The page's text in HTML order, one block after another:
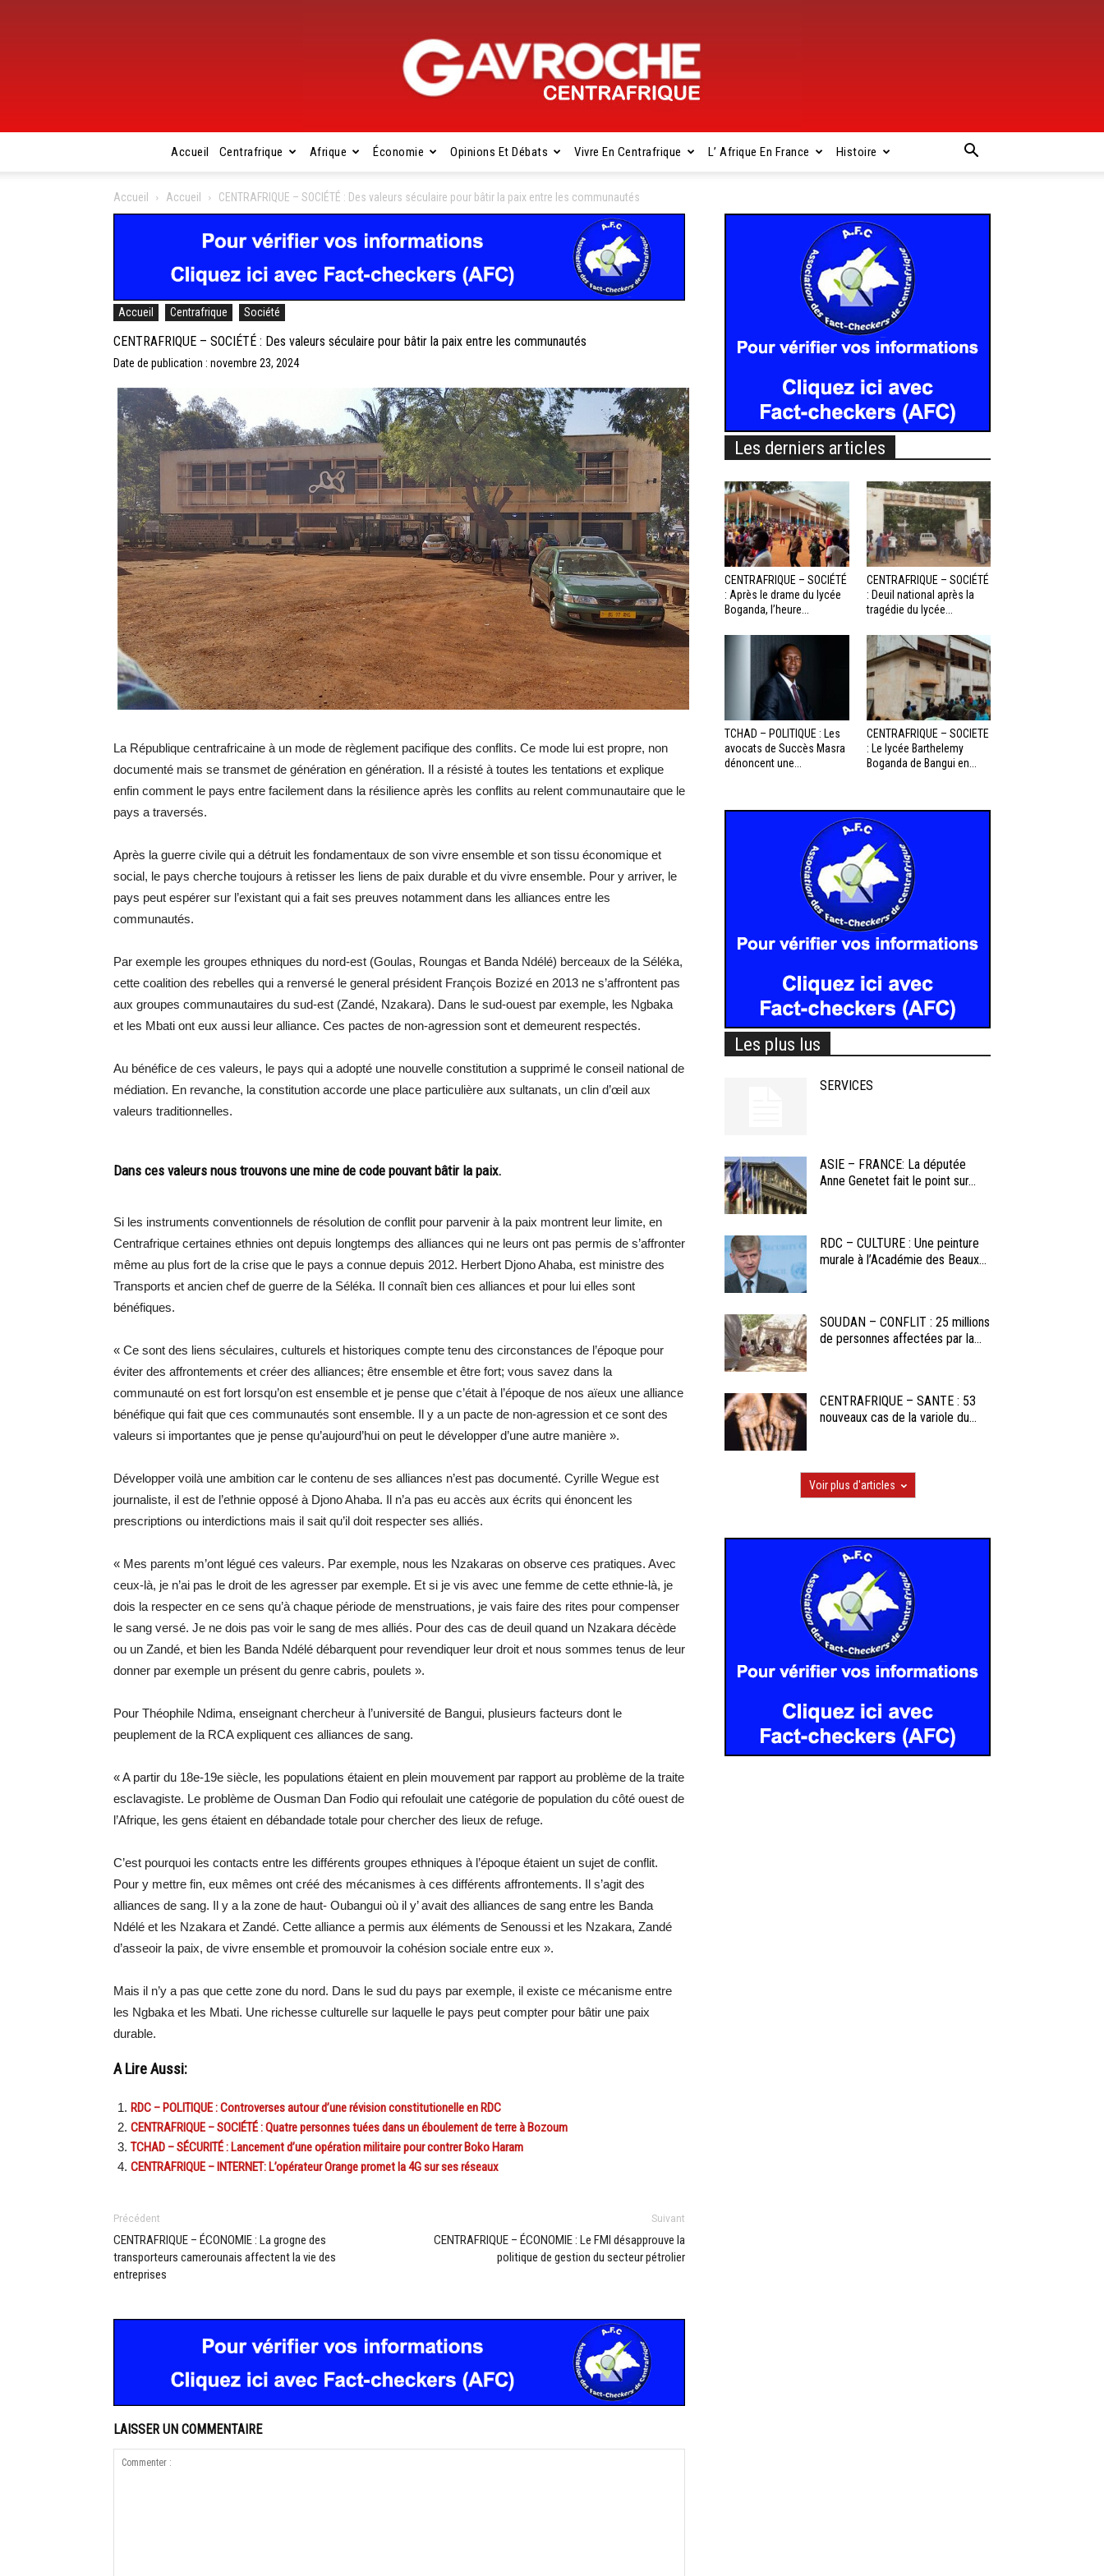
Centrafrique
Accueil Centrafrique Afrique Économie Opinions Et Débats Vivre En Centrafrique L’ Afrique En France Histoire
Accueil Accueil CENTRAFRIQUE – SOCIÉTÉ : Des valeurs séculaire pour bâtir la paix entre les communautés
Accueil Centrafrique Société
CENTRAFRIQUE – SOCIÉTÉ : Des valeurs séculaire pour bâtir la paix entre les communautés
Date de publication : novembre 23, 2024
La République centrafricaine à un mode de règlement pacifique des conflits. Ce mode lui est propre, non
documenté mais se transmet de génération en génération. Il a résisté à toutes les tentations et explique
enfin comment le pays entre facilement dans la résilience après les conflits au relent communautaire que le
pays a traversés.
Après la guerre civile qui a détruit les fondamentaux de son vivre ensemble et son tissu économique et
social, le pays cherche toujours à retisser les liens de paix durable et du vivre ensemble. Pour y arriver, le
pays peut espérer sur l’existant qui a fait ses preuves notamment dans les alliances entre les
communautés.
Par exemple les groupes ethniques du nord-est (Goulas, Roungas et Banda Ndélé) berceaux de la Séléka,
cette coalition des rebelles qui a renversé le general président François Bozizé en 2013 ne s’affrontent pas
aux groupes communautaires du sud-est (Zandé, Nzakara). Dans le sud-ouest par exemple, les Ngbaka
et les Mbati ont eux aussi leur alliance. Ces pactes de non-agression sont et demeurent respectés.
Au bénéfice de ces valeurs, le pays qui a adopté une nouvelle constitution a supprimé le conseil national de
médiation. En revanche, la constitution accorde une place particulière aux sultanats, un clin d’œil aux
valeurs traditionnelles.
Dans ces valeurs nous trouvons une mine de code pouvant bâtir la paix.
Si les instruments conventionnels de résolution de conflit pour parvenir à la paix montrent leur limite, en
Centrafrique certaines ethnies ont depuis longtemps des alliances qui ne leurs ont pas permis de s’affronter
même au plus fort de la crise que le pays a connue depuis 2012. Herbert Djono Ahaba, est ministre des
Transports et ancien chef de guerre de la Séléka. Il connaît bien ces alliances et pour lui elles sont
bénéfiques.
« Ce sont des liens séculaires, culturels et historiques compte tenu des circonstances de l’époque pour
éviter des affrontements et créer des alliances; être ensemble et être fort; vous savez dans la
communauté on est fort lorsqu’on est ensemble et je pense que c’était à l’époque de nos aïeux une alliance
bénéfique qui fait que ces communautés sont ensemble. Il y a un pacte de non-agression et ce sont des
valeurs si importantes que je pense qu’aujourd’hui on peut le développer d’une autre manière ».
Développer voilà une ambition car le contenu de ses alliances n’est pas documenté. Cyrille Wegue est
journaliste, il est de l’ethnie opposé à Djono Ahaba. Il n’a pas eu accès aux écrits qui énoncent les
prescriptions ou interdictions mais il sait qu’il doit respecter ses alliés.
« Mes parents m’ont légué ces valeurs. Par exemple, nous les Nzakaras on observe ces pratiques. Avec
ceux-là, je n’ai pas le droit de les agresser par exemple. Et si je vis avec une femme de cette ethnie-là, je
dois la respecter en ce sens qu’à chaque période de menstruations, je vais faire des rites pour compenser
le sang versé. Je ne dois pas voir le sang de mes alliés. Pour des cas de deuil quand un Nzakara décède
ou un Zandé, et bien les Banda Ndélé débarquent pour revendiquer leur droit et nous sommes tenus de leur
donner par exemple un présent du genre cabris, poulets ».
Pour Théophile Ndima, enseignant chercheur à l’université de Bangui, plusieurs facteurs dont le
peuplement de la RCA expliquent ces alliances de sang.
« A partir du 18e-19e siècle, les populations étaient en plein mouvement par rapport au problème de la traite
esclavagiste. Le problème de Ousman Dan Fodio qui refoulait une catégorie de population du côté ouest de
l’Afrique, les gens étaient en débandade totale pour chercher des lieux de refuge.
C’est pourquoi les contacts entre les différents groupes ethniques à l’époque étaient un sujet de conflit.
Pour y mettre fin, eux mêmes ont créé des mécanismes à ces différents affrontements. Il s’agit des
alliances de sang. Il y a la zone de haut- Oubangui où il y’ avait des alliances de sang entre les Banda
Ndélé et les Nzakara et Zandé. Cette alliance a permis aux éléments de Senoussi et les Nzakara, Zandé
d’asseoir la paix, de vivre ensemble et promouvoir la cohésion sociale entre eux ».
Mais il n’y a pas que cette zone du nord. Dans le sud du pays par exemple, il existe ce mécanisme entre
les Ngbaka et les Mbati. Une richesse culturelle sur laquelle le pays peut compter pour bâtir une paix
durable.
A Lire Aussi:
RDC – POLITIQUE : Controverses autour d’une révision constitutionelle en RDC
CENTRAFRIQUE – SOCIÉTÉ : Quatre personnes tuées dans un éboulement de terre à Bozoum
TCHAD – SÉCURITÉ : Lancement d’une opération militaire pour contrer Boko Haram
CENTRAFRIQUE – INTERNET: L’opérateur Orange promet la 4G sur ses réseaux
Précédent
CENTRAFRIQUE – ÉCONOMIE : La grogne des
transporteurs camerounais affectent la vie des
entreprises
Suivant
CENTRAFRIQUE – ÉCONOMIE : Le FMI désapprouve la
politique de gestion du secteur pétrolier
LAISSER UN COMMENTAIRE
Les derniers articles
CENTRAFRIQUE – SOCIÉTÉ
: Après le drame du lycée
Boganda, l’heure...
CENTRAFRIQUE – SOCIÉTÉ
: Deuil national après la
tragédie du lycée...
TCHAD – POLITIQUE : Les
avocats de Succès Masra
dénoncent une...
CENTRAFRIQUE – SOCIETE
: Le lycée Barthelemy
Boganda de Bangui en...
Les plus lus
SERVICES
ASIE – FRANCE: La députée
Anne Genetet fait le point sur...
RDC – CULTURE : Une peinture
murale à l’Académie des Beaux...
SOUDAN – CONFLIT : 25 millions
de personnes affectées par la...
CENTRAFRIQUE – SANTE : 53
nouveaux cas de la variole du...
Voir plus d'articles